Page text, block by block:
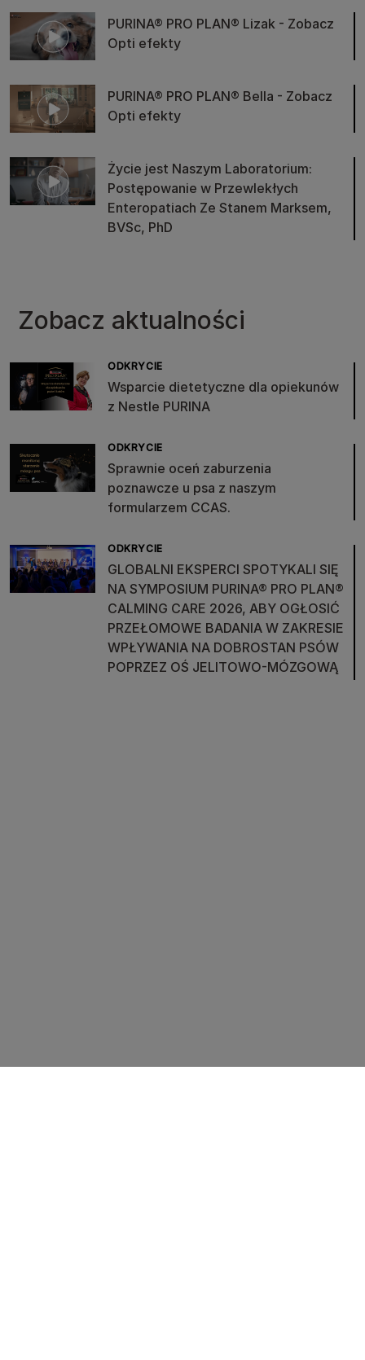
PURINA® PRO PLAN® Lizak - Zobacz
Opti efekty
PURINA® PRO PLAN® Bella - Zobacz
Opti efekty
Życie jest Naszym Laboratorium:
Postępowanie w Przewlekłych
Enteropatiach Ze Stanem Marksem,
BVSc, PhD
Zobacz aktualności
ODKRYCIE
Wsparcie dietetyczne dla opiekunów
z Nestle PURINA
ODKRYCIE
Sprawnie oceń zaburzenia
poznawcze u psa z naszym
formularzem CCAS.
ODKRYCIE
GLOBALNI EKSPERCI SPOTYKALI SIĘ
NA SYMPOSIUM PURINA® PRO PLAN®
CALMING CARE 2026, ABY OGŁOSIĆ
PRZEŁOMOWE BADANIA W ZAKRESIE
WPŁYWANIA NA DOBROSTAN PSÓW
POPRZEZ OŚ JELITOWO-MÓZGOWĄ